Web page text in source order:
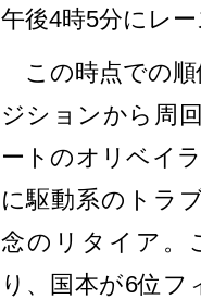
午後4時5分にレ
この時点での順
ジションから周
ートのオリベイ
に駆動系のトラ
念のリタイア。
り、国本が6位